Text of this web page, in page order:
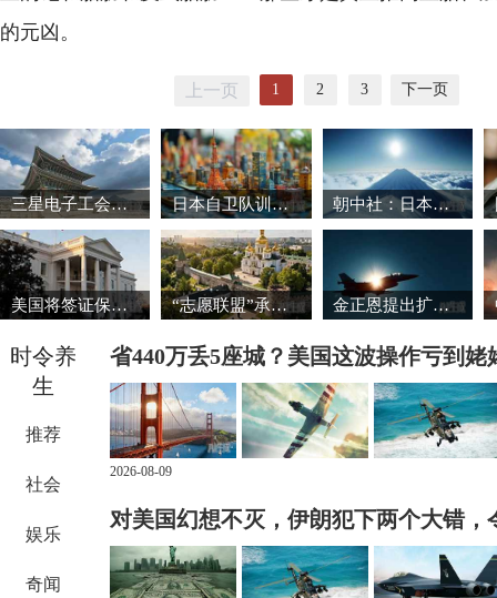
的元凶。
上一页 1 2 3 下一页
三星电子工会暂缓罢工 韩国股市强劲反弹 日本自卫队训练场爆炸事故致3死1重伤 朝中社：日本推动军国主义复活将触碰“红线”
美国将签证保证金国家名单扩大至38国 “志愿联盟”承诺向乌克兰提供安全保障 金正恩提出扩大导弹生产能力的必要性
时令养
生
推荐
社会
娱乐
奇闻
省440万丢5座城？美国这波操作亏到姥
2026-08-09
对美国幻想不灭，伊朗犯下两个大错，